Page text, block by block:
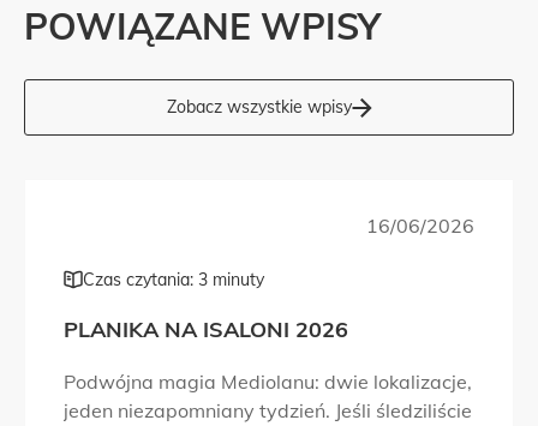
POWIĄZANE WPISY
Zobacz wszystkie wpisy
16/06/2026
Czas czytania: 3 minuty
PLANIKA NA ISALONI 2026
Podwójna magia Mediolanu: dwie lokalizacje,
jeden niezapomniany tydzień. Jeśli śledziliście